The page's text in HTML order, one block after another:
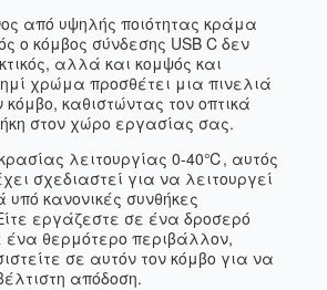
από υψηλής ποιότητας κράμα
ο κόμβος σύνδεσης USB C δεν
αλλά και κομψός και
χρώμα προσθέτει μια πινελιά
καθιστώντας τον οπτικά
στον χώρο εργασίας σας.
λειτουργίας 0-40℃, αυτός
σχεδιαστεί για να λειτουργεί
κανονικές συνθήκες
εργάζεστε σε ένα δροσερό
ένα θερμότερο περιβάλλον,
σε αυτόν τον κόμβο για να
απόδοση.